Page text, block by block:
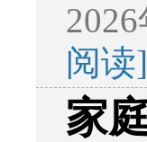
阅读]
家